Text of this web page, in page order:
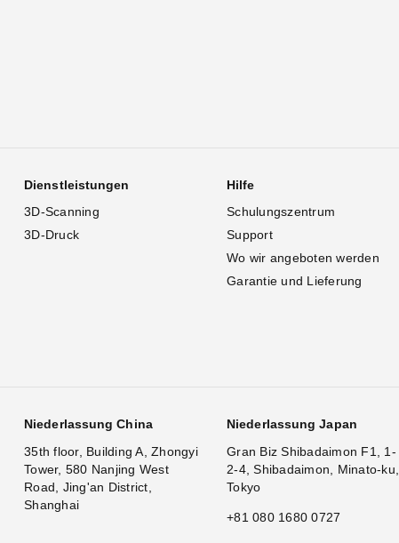
Dienstleistungen
3D-Scanning
3D-Druck
Hilfe
Schulungszentrum
Support
Wo wir angeboten werden
Garantie und Lieferung
Niederlassung China
35th floor, Building A, Zhongyi
Tower, 580 Nanjing West
Road, Jing'an District,
Shanghai
Niederlassung Japan
Gran Biz Shibadaimon F1, 1-
2-4, Shibadaimon, Minato-ku,
Tokyo
+81 080 1680 0727